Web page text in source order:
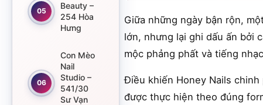
05
Beauty –
254 Hòa
Hưng
06
Con Mèo
Nail
Studio –
541/30
Sư Vạn
Giữa những ngày bận rộn,
lớn, nhưng lại ghi dấu ấn bởi
mộc phảng phất và tiếng
Điều khiến Honey Nails
được thực hiện theo đúng